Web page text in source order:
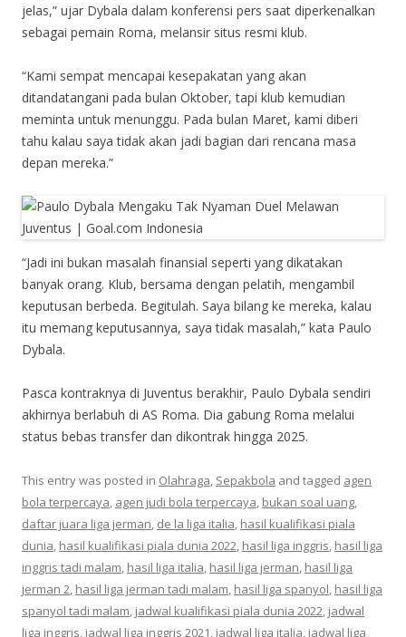
jelas,” ujar Dybala dalam konferensi pers saat diperkenalkan
sebagai pemain Roma, melansir situs resmi klub.
“Kami sempat mencapai kesepakatan yang akan
ditandatangani pada bulan Oktober, tapi klub kemudian
meminta untuk menunggu. Pada bulan Maret, kami diberi
tahu kalau saya tidak akan jadi bagian dari rencana masa
depan mereka.”
“Jadi ini bukan masalah finansial seperti yang dikatakan
banyak orang. Klub, bersama dengan pelatih, mengambil
keputusan berbeda. Begitulah. Saya bilang ke mereka, kalau
itu memang keputusannya, saya tidak masalah,” kata Paulo
Dybala.
Pasca kontraknya di Juventus berakhir, Paulo Dybala sendiri
akhirnya berlabuh di AS Roma. Dia gabung Roma melalui
status bebas transfer dan dikontrak hingga 2025.
This entry was posted in Olahraga, Sepakbola and tagged agen
bola terpercaya, agen judi bola terpercaya, bukan soal uang,
daftar juara liga jerman, de la liga italia, hasil kualifikasi piala
dunia, hasil kualifikasi piala dunia 2022, hasil liga inggris, hasil liga
inggris tadi malam, hasil liga italia, hasil liga jerman, hasil liga
jerman 2, hasil liga jerman tadi malam, hasil liga spanyol, hasil liga
spanyol tadi malam, jadwal kualifikasi piala dunia 2022, jadwal
liga inggris, jadwal liga inggris 2021, jadwal liga italia, jadwal liga